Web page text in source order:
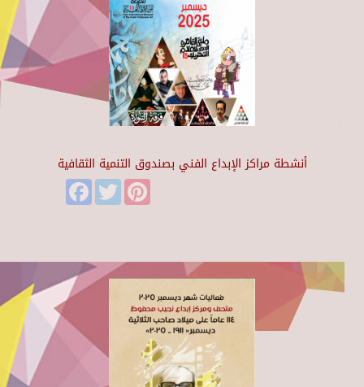
أنشطة مراكز الإبداع الفني بصندوق التنمية الثقافية
FacebookTwitter